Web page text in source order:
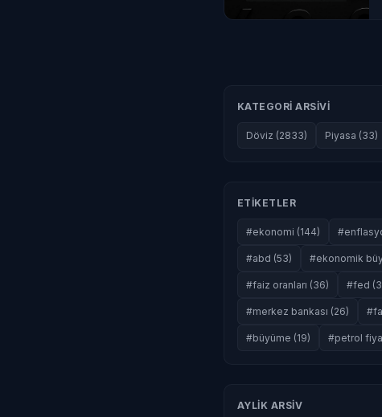
KATEGORI ARSIVI
Döviz (2833) Piyasa (33)
ETIKETLER
#ekonomi (144)
#abd (53) #ekonomik
#faiz oranları (36) #fed
#merkez bankası (26)
#büyüme (19) #petrol
AYLIK ARSIV